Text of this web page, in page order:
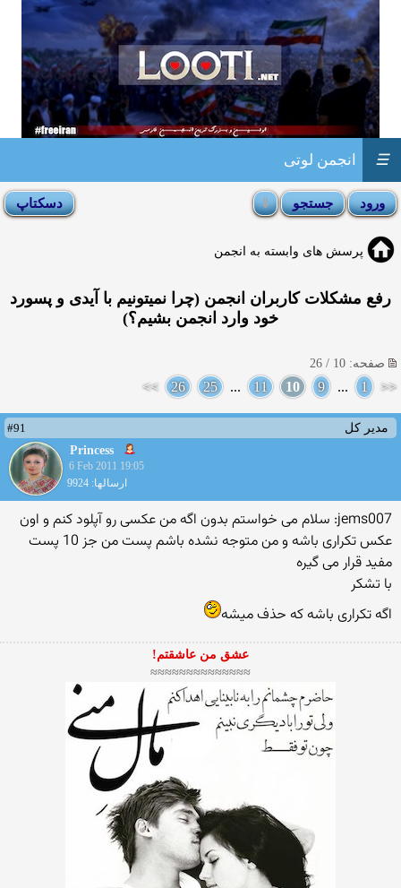
انجمن لوتی ☰
پرسش های وابسته به انجمن
رفع مشکلات کاربران انجمن (چرا نمیتونیم با آیدی و پسورد
خود وارد انجمن بشیم؟)
صفحه: 10 / 26
<<
1
...
9
10
11
...
25
26
>>
مدیر کل
#91
Princess
6 Feb 2011 19:05
ارسالها: 9924
jems007: سلام می خواستم بدون اگه من عكسی رو آپلود كنم و اون
عكس تكراری باشه و من متوجه نشده باشم پست من جز 10 پست
مفید قرار می گیره
با تشكر
اگه تكراری باشه كه حذف میشه
عشق من عاشقتم!
≈≈≈≈≈≈≈≈≈≈≈≈≈≈